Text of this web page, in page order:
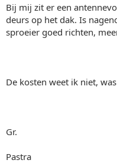
Bij mij zit er een
deurs op het dak. Is
sproeier goed richten,
De kosten weet ik niet,
Gr.
Pastra